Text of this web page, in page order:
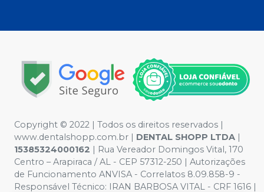
Copyright © 2022 | Todos os direitos reservados |
www.dentalshopp.com.br | DENTAL SHOPP LTDA |
15385324000162 | Rua Vereador Domingos Vital, 170
Centro – Arapiraca / AL - CEP 57312-250 | Autorizações
de Funcionamento ANVISA - Correlatos 8.09.858-9 -
Responsável Técnico: IRAN BARBOSA VITAL - CRF 1616 |